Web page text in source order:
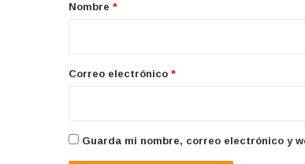
*
Nombre *
Correo electrónico *
Guarda mi nombre, correo electrónico y